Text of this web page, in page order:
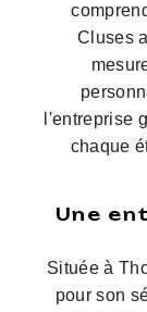
Cluses
l'entreprise
chaque
Une
Située à
pour son